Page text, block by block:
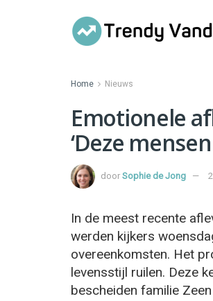
Home Nieuws
Emotionele
‘Deze
door Sophie de Jong
In de meest recente
werden kijkers
overeenkomsten. Het
levensstijl ruilen. Deze
bescheiden familie